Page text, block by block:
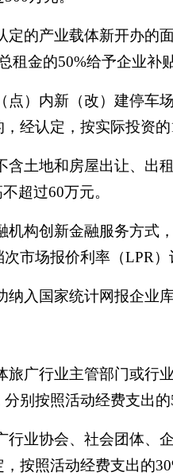
定的产业载体新开办的
租金的50%给予企业补
点）内新（改）建停车
经认定，按实际投资
含土地和房屋出让、出
超过60万元。
机构创新金融服务方式
市场报价利率（LPR
纳入国家统计网报企业
旅广行业主管部门或行
别按照活动经费支出的
行业协会、社会团体、
按照活动经费支出的